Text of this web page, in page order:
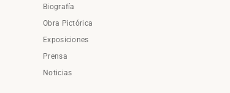
Biografía
Obra Pictórica
Exposiciones
Prensa
Noticias